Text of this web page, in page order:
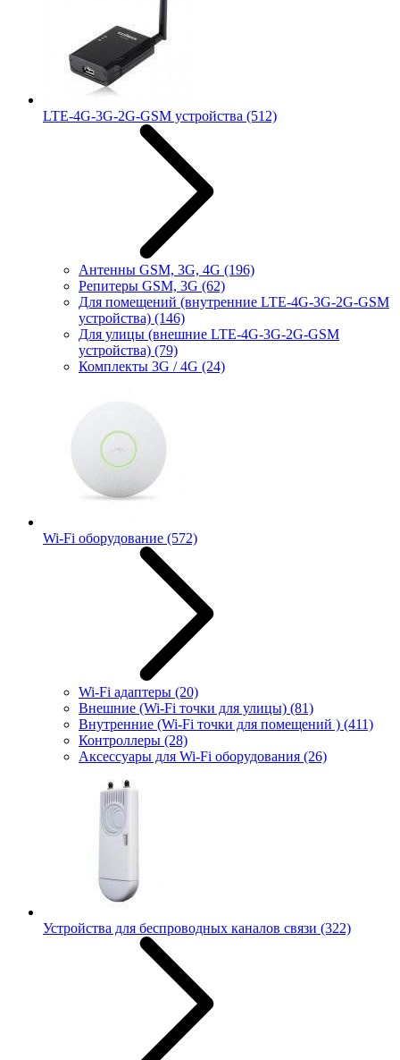
LTE-4G-3G-2G-GSM устройства (512)
Антенны GSM, 3G, 4G (196)
Репитеры GSM, 3G (62)
Для помещений (внутренние LTE-4G-3G-2G-GSM
устройства) (146)
Для улицы (внешние LTE-4G-3G-2G-GSM
устройства) (79)
Комплекты 3G / 4G (24)
Wi-Fi оборудование (572)
Wi-Fi адаптеры (20)
Внешние (Wi-Fi точки для улицы) (81)
Внутренние (Wi-Fi точки для помещений ) (411)
Контроллеры (28)
Аксессуары для Wi-Fi оборудования (26)
Устройства для беспроводных каналов связи (322)